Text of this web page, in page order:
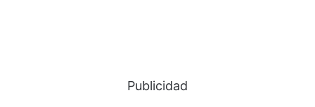
Publicidad